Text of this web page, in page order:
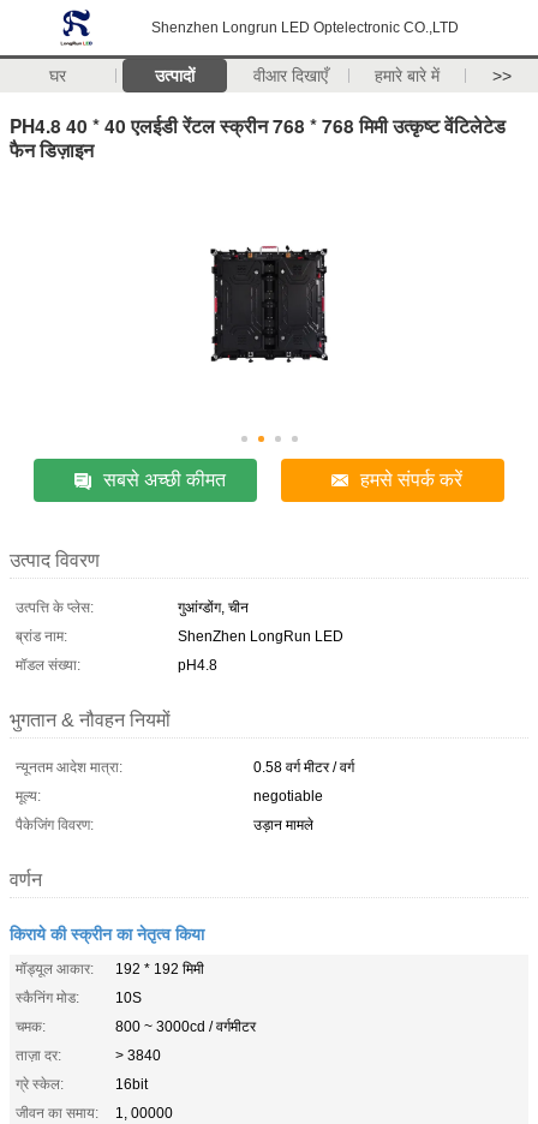
Shenzhen Longrun LED Optelectronic CO.,LTD
घर उत्पादों वीआर दिखाएँ हमारे बारे में >>
PH4.8 40 * 40 एलईडी रेंटल स्क्रीन 768 * 768 मिमी उत्कृष्ट वेंटिलेटेड
फैन डिज़ाइन
सबसे अच्छी कीमत हमसे संपर्क करें
उत्पाद विवरण
उत्पत्ति के प्लेस:
गुआंग्डोंग, चीन
ब्रांड नाम:
ShenZhen LongRun LED
मॉडल संख्या:
pH4.8
भुगतान & नौवहन नियमों
न्यूनतम आदेश मात्रा:
0.58 वर्ग मीटर / वर्ग
मूल्य:
negotiable
पैकेजिंग विवरण:
उड़ान मामले
वर्णन
किराये की स्क्रीन का नेतृत्व किया
मॉड्यूल आकार:
192 * 192 मिमी
स्कैनिंग मोड:
10S
चमक:
800 ~ 3000cd / वर्गमीटर
ताज़ा दर:
> 3840
ग्रे स्केल:
16bit
जीवन का समाय:
1, 00000